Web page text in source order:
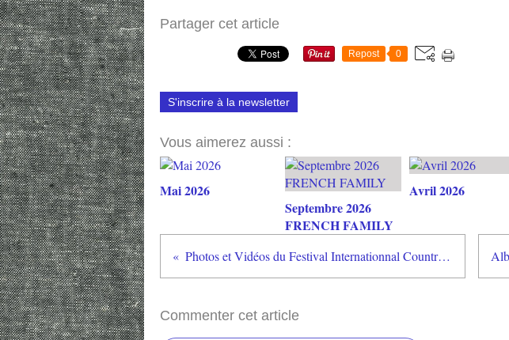
Partager cet article
Repost 0
S'inscrire à la newsletter
Vous aimerez aussi :
Mai 2026
Septembre 2026
FRENCH FAMILY
Avril 2026
Photos et Vidéos du Festival Internationnal Country Music de SANTA SUSANNA du 21 au 27 octobre 2018 (pouvez choisir une journée en cliquant sur photos ou vidéos)
Commenter cet article